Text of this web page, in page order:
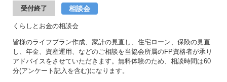
受付終了 相談会
くらしとお金の相談会
皆様のライフプラン作成、家計の見直し、住宅ローン、保険の見直
し、年金、資産運用、などのご相談を当協会所属のFP資格者が承り
アドバイスをさせていただきます。無料体験のため、相談時間は60
分(アンケート記入を含む)になります。